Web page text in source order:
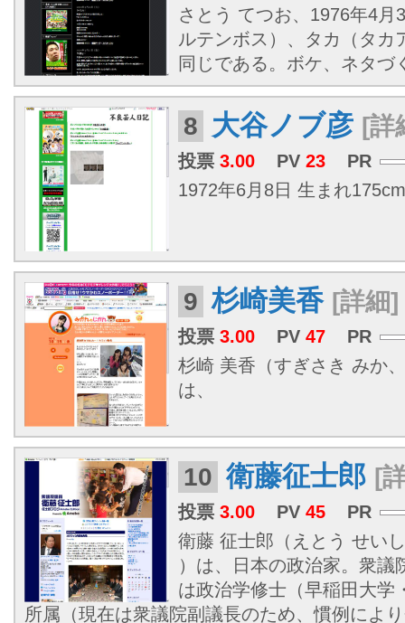
さとう てつお、1976年4
ルテンボス）、タカ（タカ
同じである。ボケ、ネタづ
8 大谷ノブ彦 [詳
投票 3.00 PV 23
PR
1972年6月8日 生まれ
9 杉崎美香 [詳細]
投票 3.00 PV 47
PR
杉崎 美香（すぎさき みか
は、
10 衛藤征士郎 [
投票 3.00 PV 45
PR
衛藤 征士郎（えとう せい
）は、日本の政治家。衆議
は政治学修士（早稲田大学
所属（現在は衆議院副議長のため、慣例によ